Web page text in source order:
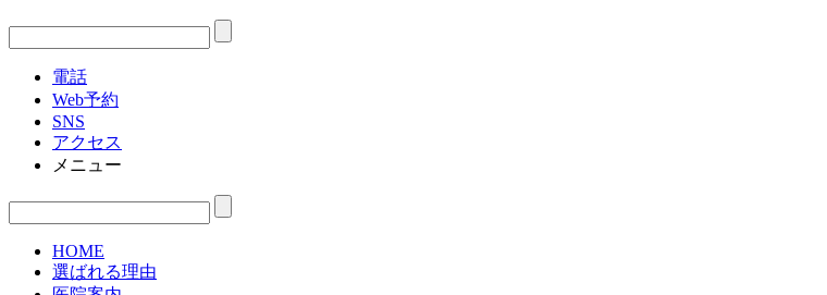
電話
Web予約
SNS
アクセス
メニュー
HOME
選ばれる理由